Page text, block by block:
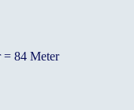
= 84 Meter